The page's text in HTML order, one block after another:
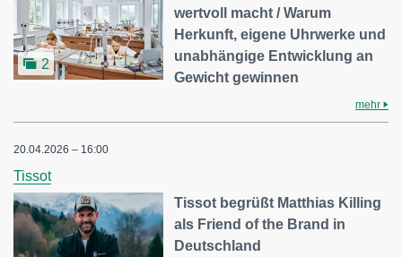
2
wertvoll macht / Warum
Herkunft, eigene Uhrwerke und
unabhängige Entwicklung an
Gewicht gewinnen
mehr
20.04.2026 – 16:00
Tissot
Tissot begrüßt Matthias Killing
als Friend of the Brand in
Deutschland